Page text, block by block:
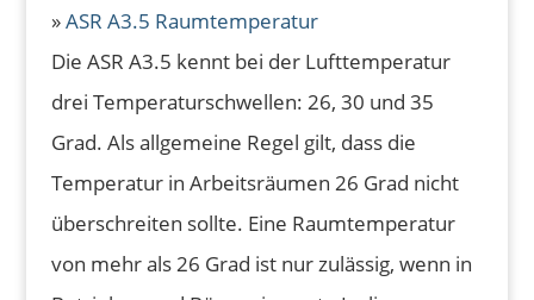
»ASR A3.5 Raumtemperatur
Die ASR A3.5 kennt bei der Lufttemperatur
drei Temperaturschwellen: 26, 30 und 35
Grad. Als allgemeine Regel gilt, dass die
Temperatur in Arbeitsräumen 26 Grad nicht
überschreiten sollte. Eine Raumtemperatur
von mehr als 26 Grad ist nur zulässig, wenn in